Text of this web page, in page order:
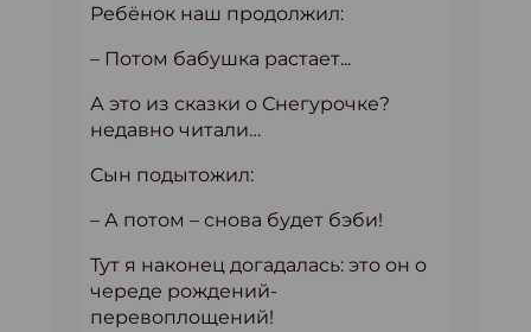
Ребёнок наш продолжил:
– Потом бабушка растает...
А это из сказки о Снегурочке?
недавно читали…
Сын подытожил:
– А потом – снова будет бэби!
Тут я наконец догадалась: это он о
череде рождений-
перевоплощений!